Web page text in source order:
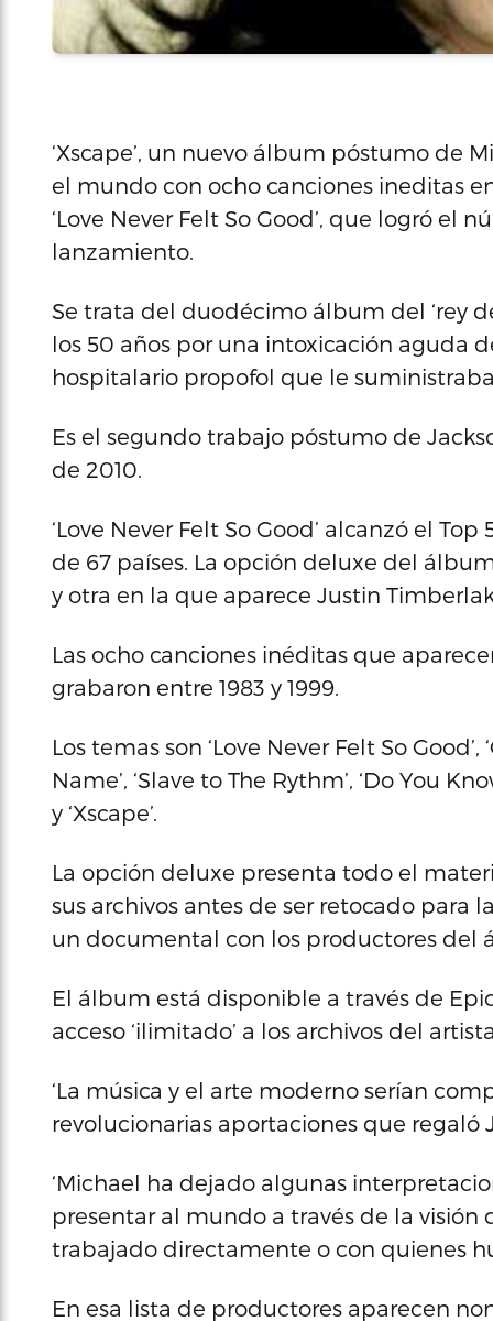
‘Xscape’, un nuevo álbum póstumo de
el mundo con ocho canciones ineditas
‘Love Never Felt So Good’, que logró el
lanzamiento.
Se trata del duodécimo álbum del ‘rey
los 50 años por una intoxicación aguda
hospitalario propofol que le
Es el segundo trabajo póstumo de
de 2010.
‘Love Never Felt So Good’ alcanzó el
de 67 países. La opción deluxe del
y otra en la que aparece Justin
Las ocho canciones inéditas que
grabaron entre 1983 y 1999.
Los temas son ‘Love Never Felt So Good’,
Name’, ‘Slave to The Rythm’, ‘Do You
y ‘Xscape’.
La opción deluxe presenta todo el
sus archivos antes de ser retocado
un documental con los productores del
El álbum está disponible a través de
acceso ‘ilimitado’ a los archivos del
‘La música y el arte moderno serían
revolucionarias aportaciones que regaló
‘Michael ha dejado algunas
presentar al mundo a través de la
trabajado directamente o con quienes
En esa lista de productores aparecen